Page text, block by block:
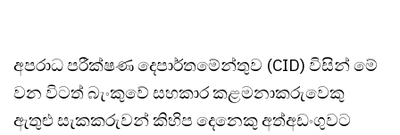
අපරාධ පරීක්ෂණ දෙපාර්තමේන්තුව (CID) විසින් මේ
වන විටත් බැංකුවේ සහකාර කළමනාකරුවෙකු
ඇතුළු සැකකරුවන් කිහිප දෙනෙකු අත්අඩංගුවට